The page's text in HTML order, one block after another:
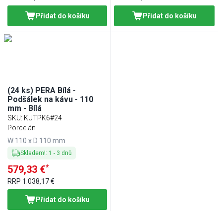
Přidat do košíku Přidat do košíku
(24 ks) PERA Bílá -
Podšálek na kávu - 110
mm - Bílá
SKU: KUTPK6#24
Porcelán
W 110 x D 110 mm
Skladem!: 1 - 3 dnů
579,33 €*
RRP 1.038,17 €
Přidat do košíku